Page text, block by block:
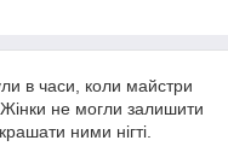
в часи, коли майстри
не могли залишити
ними нігті.